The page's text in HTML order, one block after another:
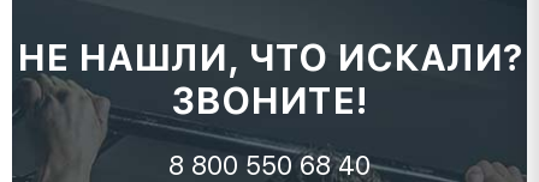
НЕ НАШЛИ, ЧТО ИСКАЛИ?
ЗВОНИТЕ!
8 800 550 68 40